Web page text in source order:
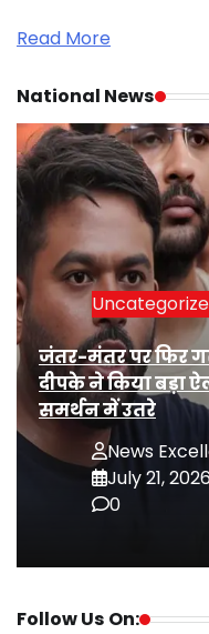
Read More
National News
जंतर-मंतर पर फिर
दीपके ने किया बड़ा
समर्थन में उतरे
News
July 21,
0
Follow Us On: